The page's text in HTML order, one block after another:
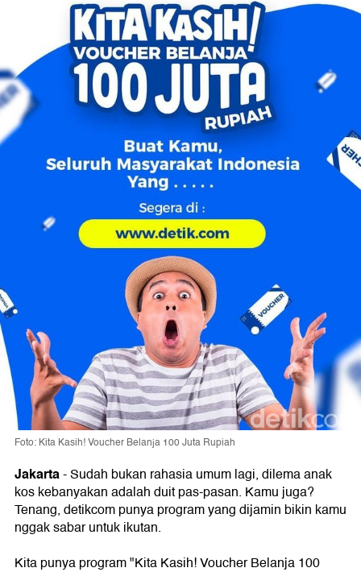
Foto: Kita Kasih! Voucher Belanja 100 Juta Rupiah
Jakarta- Sudah bukan rahasia umum lagi, dilema anak
kos kebanyakan adalah duit pas-pasan. Kamu juga?
Tenang, detikcom punya program yang dijamin bikin kamu
nggak sabar untuk ikutan.
Kita punya program "Kita Kasih! Voucher Belanja 100